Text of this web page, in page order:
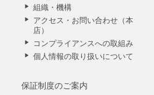
組織・機構
アクセス・お問い合わせ（本
店）
コンプライアンスへの取組み
個人情報の取り扱いについて
保証制度のご案内